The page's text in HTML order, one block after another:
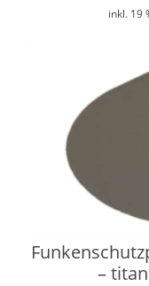
inkl. 19
–